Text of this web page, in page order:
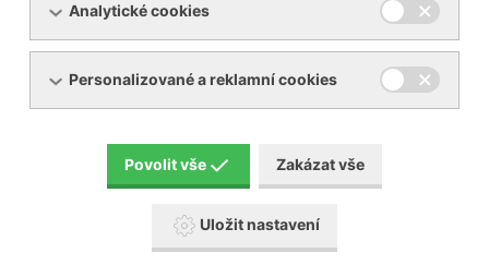
Informace o návštěvníkovi
Analytické cookies
Personalizované a reklamní cookies
Povolit vše Zakázat vše
Uložit nastavení